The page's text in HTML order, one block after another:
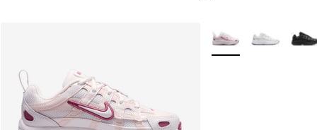
Meer kleuren